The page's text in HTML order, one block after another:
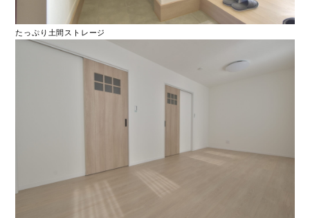
たっぷり土間ストレージ